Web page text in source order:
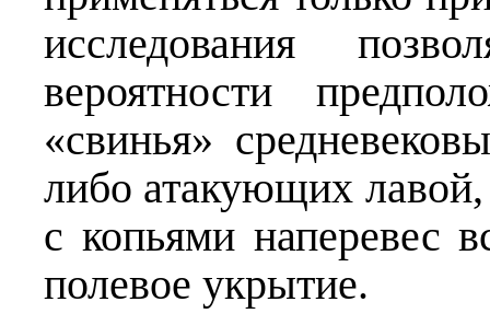
исследования
вероятности
«свинья»
либо атакующих
с копьями наперевес
полевое укрытие.